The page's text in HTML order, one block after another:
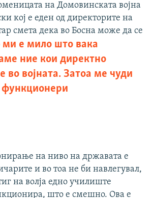
на Домовинската војна
кој е еден од директорите на
ми е мило што вака
ние кои директно
во војната. Затоа ме чуди
смета дека во Босна може да се
на ниво на државата е
и во тоа не би навлегувал,
на волја едно училиште
што е смешно. Ова е